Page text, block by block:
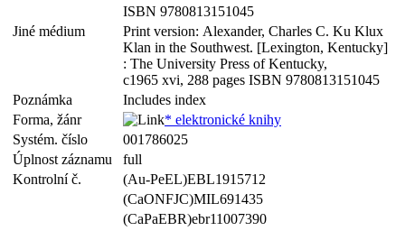
ISBN 9780813151045
Jiné médium
Print version: Alexander, Charles C. Ku Klux
Klan in the Southwest. [Lexington, Kentucky]
: The University Press of Kentucky,
c1965 xvi, 288 pages ISBN 9780813151045
Poznámka
Includes index
Forma, žánr
* elektronické knihy
Systém. číslo
001786025
Úplnost záznamu
full
Kontrolní č.
(Au-PeEL)EBL1915712
(CaONFJC)MIL691435
(CaPaEBR)ebr11007390